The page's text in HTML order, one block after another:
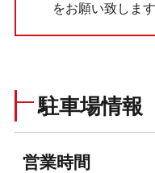
をお願い致します
駐車場情報
営業時間